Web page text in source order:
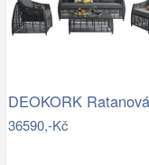
36590,-Kč